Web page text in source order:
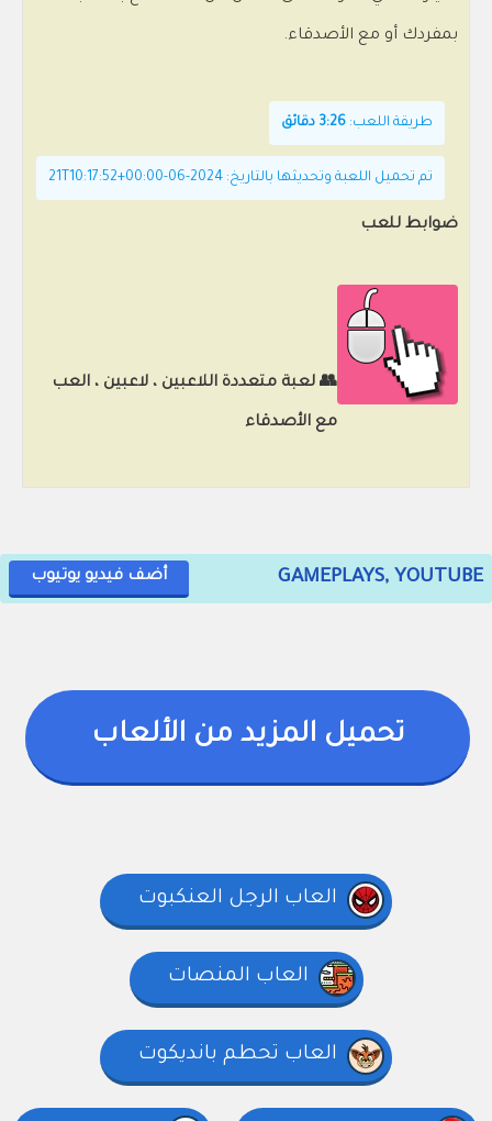
بمفردك أو مع الأصدقاء.
طريقة اللعب: 3:26 دقائق
تم تحميل اللعبة وتحديثها بالتاريخ: 2024-06-21T10:17:52+00:00
ضوابط للعب
👥 لعبة متعددة اللاعبين ، لاعبين ، العب
مع الأصدقاء
GAMEPLAYS, YOUTUBE أضف فيديو يوتيوب
تحميل المزيد من الألعاب
العاب الرجل العنكبوت
العاب المنصات
العاب تحطم بانديكوت